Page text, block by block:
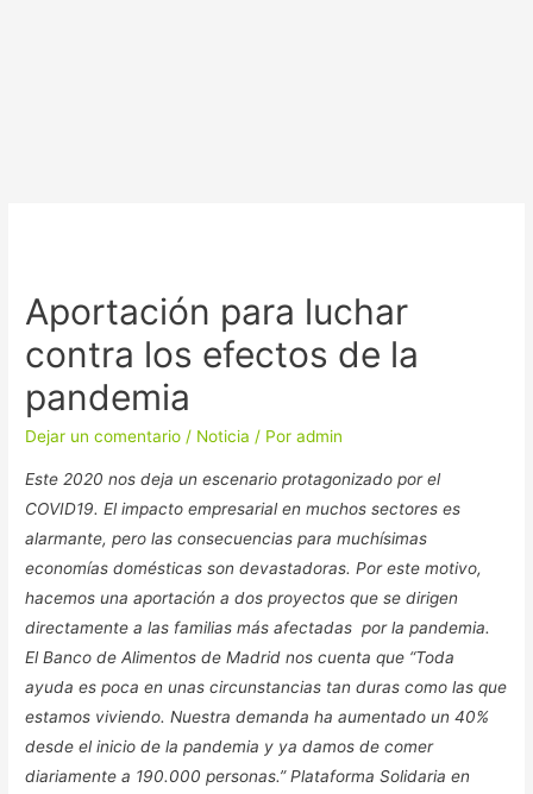
Aportación para luchar
contra los efectos de la
pandemia
Dejar un comentario / Noticia / Poradmin
Este 2020 nos deja un escenario protagonizado por el
COVID19. El impacto empresarial en muchos sectores es
alarmante, pero las consecuencias para muchísimas
economías domésticas son devastadoras. Por este motivo,
hacemos una aportación a dos proyectos que se dirigen
directamente a las familias más afectadas por la pandemia.
El Banco de Alimentos de Madrid nos cuenta que “Toda
ayuda es poca en unas circunstancias tan duras como las que
estamos viviendo. Nuestra demanda ha aumentado un 40%
desde el inicio de la pandemia y ya damos de comer
diariamente a 190.000 personas.” Plataforma Solidaria en